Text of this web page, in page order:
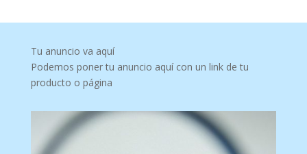
Tu anuncio va aquí
Podemos poner tu anuncio aquí con un link de tu
producto o página